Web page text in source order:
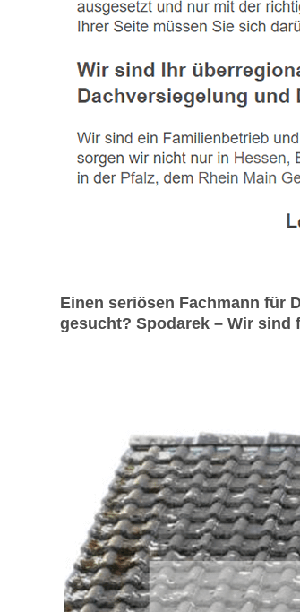
Einen seriösen Fachmann für
gesucht? Spodarek – Wir sind